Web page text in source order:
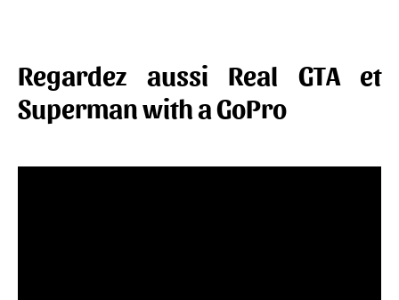
Regardez aussi Real GTA et
Superman with a GoPro